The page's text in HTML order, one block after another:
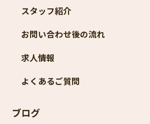
スタッフ紹介
お問い合わせ後の流れ
求人情報
よくあるご質問
ブログ